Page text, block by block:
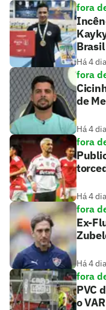
fora
Brasil
Há 4
fora
de
Há 4
fora
Há 4
fora
Ex-
Há 4
fora
PVC
o